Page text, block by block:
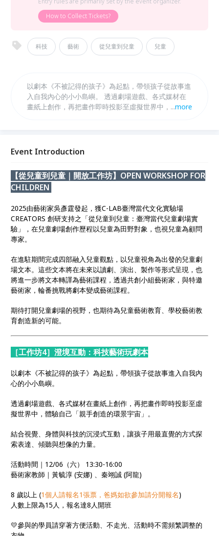
How to Collect Tickets?
科技 藝術 從兒童到兒童 兒童
以劇本《不被記得的孩子》為起點，帶領孩子從故事進
入自我內心的小小島嶼。 透過劇場遊戲、各式媒材在
畫紙上創作，再把畫作即時投影至虛擬世界中，體驗自
...more
Event Introduction
【從兒童到兒童｜開放工作坊】OPEN WORKSHOP FOR
CHILDREN
2025由藝術家吳彥霆發起，獲C-LAB臺灣當代文化實驗場
CREATORS 創研支持之「從兒童到兒童：臺灣當代兒童劇場實
驗」，在兒童劇場創作歷程以兒童為田野對象，也視兒童為顧問
專家。
在進駐期間完成四部融入兒童觀點，以兒童視角為出發的兒童劇
場文本。這些文本將在未來以讀劇、演出、製作等形式呈現，也
將進一步將文本轉譯為藝術課程，透過共創小組藝術家，與特邀
藝術家，輪番挑戰將劇本變成藝術課程。
期待打開兒童劇場的視野，也期待為兒童藝術教育、學校藝術教
育創造新的可能。
［工作坊4］澄境互動：科技藝術玩劇本
以劇本《不被記得的孩子》為起點，帶領孩子從故事進入自我內
心的小小島嶼。
透過劇場遊戲、各式媒材在畫紙上創作，再把畫作即時投影至虛
擬世界中，體驗自己「親手創造的環景宇宙」。
結合視覺、身體與科技的沉浸式互動，讓孩子用最直覺的方式探
索表達、傾聽與想像的力量。
活動時間｜12/06（六） 13:30-16:00
藝術家教師｜黃毓淳 (安娜) 、秦翊誠 (阿龍)
8 歲以上 (1個人請報名1張票，爸媽如欲參加請分開報名)
人數上限為15人，報名達8人開班
💛參與的學員請穿著方便活動、不走光、活動時不需頻繁調整的